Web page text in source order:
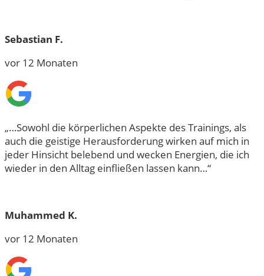
Sebastian F.
vor 12 Monaten
„…Sowohl die körperlichen Aspekte des Trainings, als
auch die geistige Herausforderung wirken auf mich in
jeder Hinsicht belebend und wecken Energien, die ich
wieder in den Alltag einfließen lassen kann…“
Muhammed K.
vor 12 Monaten